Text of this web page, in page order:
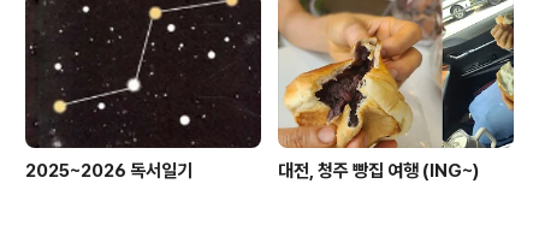
2025~2026 독서일기 대전, 청주 빵집 여행 (ING~)